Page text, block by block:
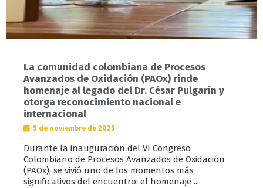
La comunidad colombiana de Procesos
Avanzados de Oxidación (PAOx) rinde
homenaje al legado del Dr. César Pulgarín y
otorga reconocimiento nacional e
internacional
5 de noviembre de 2025
Durante la inauguración del VI Congreso
Colombiano de Procesos Avanzados de Oxidación
(PAOx), se vivió uno de los momentos más
significativos del encuentro: el homenaje ...